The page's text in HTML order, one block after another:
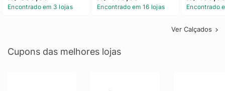
Encontrado em 3 lojas Encontrado em 16 lojas Encontrado
Ver Calçados
Cupons das melhores lojas